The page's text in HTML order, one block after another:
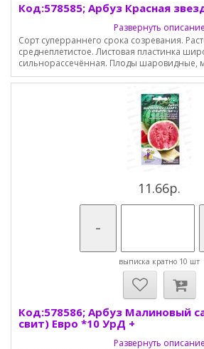
Код:578585; Арбуз Красная
Развернуть описание
Сорт суперраннего срока созревания.
среднеплетистое. Листовая пластинка
сильнорассечённая. Плоды шаровидные,
11.66р.
-
выписка кратно 10 шт
Код:578586; Арбуз Малиновый
свит) Евро *10 УрД +
Развернуть описание